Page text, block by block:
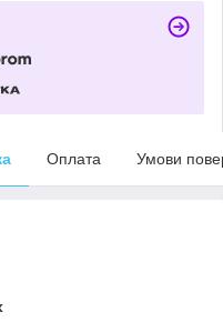
Оплата Умови